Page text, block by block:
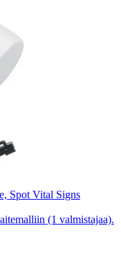
Spot Vital Signs
(1 valmistajaa).